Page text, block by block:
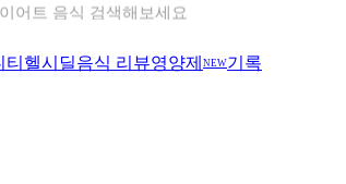
헬시딜음식 리뷰영양제 NEW기록